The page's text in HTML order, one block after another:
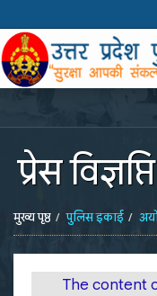
प्रेस विज्ञप्ति
मुख्य पृष्ठ पुलिस इकाई
The content